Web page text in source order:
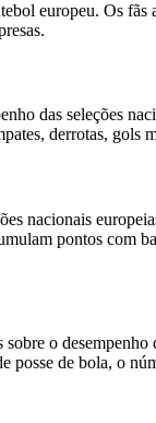
europeu. Os
das seleções
derrotas, gols
nacionais
pontos com
o
de bola, o